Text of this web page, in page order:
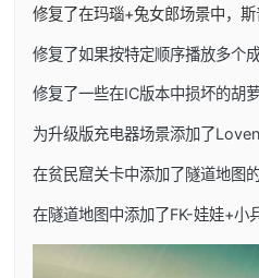
修复了在玛瑙+兔女郎场景中，
修复了如果按特定顺序播放多个
修复了一些在IC版本中损坏的胡
为升级版充电器场景添加了
在贫民窟关卡中添加了隧道地图
在隧道地图中添加了FK-娃娃+小